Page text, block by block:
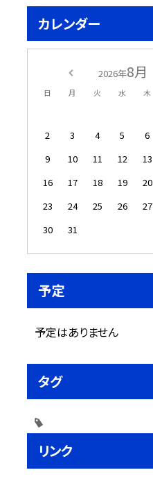
カレンダー
2026年8月
日 月 火 水 木
2
3 4 5 6
9
10 11 12 13
16
17 18 19 20
23
24 25 26 27
30
31
予定
予定はありません
タグ
リンク